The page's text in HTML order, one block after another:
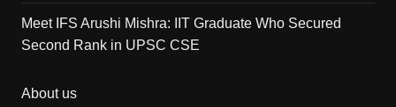
Meet IFS Arushi Mishra: IIT Graduate Who Secured
Second Rank in UPSC CSE
About us